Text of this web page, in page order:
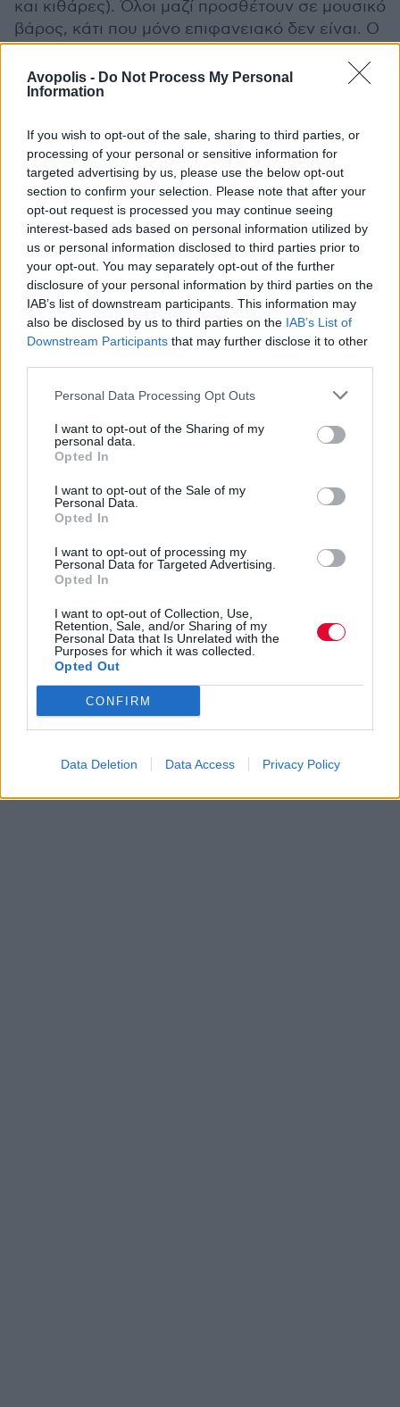
Avopolis - Do Not Process My Personal
Information
If you wish to opt-out of the sale, sharing to third parties, or
processing of your personal or sensitive information for
targeted advertising by us, please use the below opt-out
section to confirm your selection. Please note that after your
opt-out request is processed you may continue seeing
interest-based ads based on personal information utilized by
us or personal information disclosed to third parties prior to
your opt-out. You may separately opt-out of the further
disclosure of your personal information by third parties on the
IAB’s list of downstream participants. This information may
also be disclosed by us to third parties on the IAB’s List of
Downstream Participants that may further disclose it to other
Personal Data Processing Opt Outs
I want to opt-out of the Sharing of my
personal data.
Opted In
I want to opt-out of the Sale of my
Personal Data.
Opted In
I want to opt-out of processing my
Personal Data for Targeted Advertising.
Opted In
I want to opt-out of Collection, Use,
Retention, Sale, and/or Sharing of my
Personal Data that Is Unrelated with the
Purposes for which it was collected.
Opted Out
CONFIRM
Data Deletion Data Access Privacy Policy
και κιθάρες). Όλοι μαζί προσθέτουν σε μουσικό
βάρος, κάτι που μόνο επιφανειακό δεν είναι. Ο
Γιάννης Κότσιρας δημιούργησε ένα λιτό και
ίσως βραδύκαυστο album σε σχέση με τα
προηγούμενα. Ίσως το καλύτερό του. Ίσως όχι
μπορούσε να βρεθεί πολλά σκαλιά παραπάνω
αν υπήρχε μεγαλύτερη τόλμη. Ίσως πάλι όλα
αυτά να ήταν αποφάσεις. Και τις αποφάσεις
ενός δημιουργού οφείλει κανείς να τις
σεβαστεί και να κρίνει το έργο ως σύνολο...
Ακολούθησε το Avopolis Network στο
Google
News
MOOD OF THE DAY
Ποτέ δεν είναι αργά, κυριολεκτικά. Ο
Άντονι Χόπκινς στα 88 αρνείται να το
βάλει κάτω και κυκλοφορεί το 1ο του
άλμπουμ με ορχηστρικές συνθέσεις και
τίτλο: Life Is A Dream. Φυσικά και είναι Άντονι...
Μάκης Μηλάτος
Previous Article Next Article